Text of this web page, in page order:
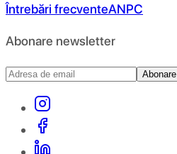
Întrebări frecventeANPC
Abonare newsletter
Abonare